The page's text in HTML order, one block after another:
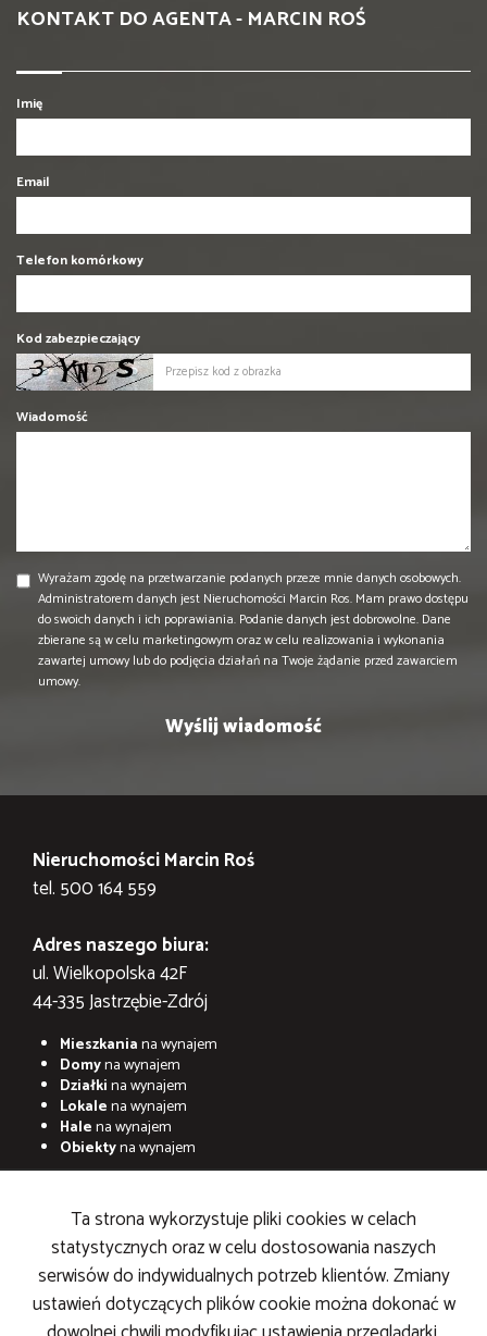
KONTAKT DO AGENTA - MARCIN ROŚ
Imię
Email
Telefon komórkowy
Kod zabezpieczający
Wiadomość
Wyrażam zgodę na przetwarzanie podanych przeze mnie danych osobowych.
Administratorem danych jest Nieruchomości Marcin Ros. Mam prawo dostępu
do swoich danych i ich poprawiania. Podanie danych jest dobrowolne. Dane
zbierane są w celu marketingowym oraz w celu realizowania i wykonania
zawartej umowy lub do podjęcia działań na Twoje żądanie przed zawarciem
umowy.
Nieruchomości Marcin Roś
tel. 500 164 559
Adres naszego biura:
ul. Wielkopolska 42F
44-335 Jastrzębie-Zdrój
Mieszkaniana wynajem
Domyna wynajem
Działkina wynajem
Lokalena wynajem
Halena wynajem
Obiektyna wynajem
na sprzedaż
Działkina sprzedaż
Lokalena sprzedaż
Halena sprzedaż
Obiektyna sprzedaż
Ta strona wykorzystuje pliki cookies w celach
statystycznych oraz w celu dostosowania naszych
serwisów do indywidualnych potrzeb klientów. Zmiany
ustawień dotyczących plików cookie można dokonać w